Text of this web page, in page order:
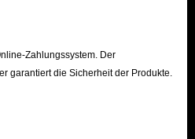
Zahlungssystem. Der
garantiert die Sicherheit der Produkte.